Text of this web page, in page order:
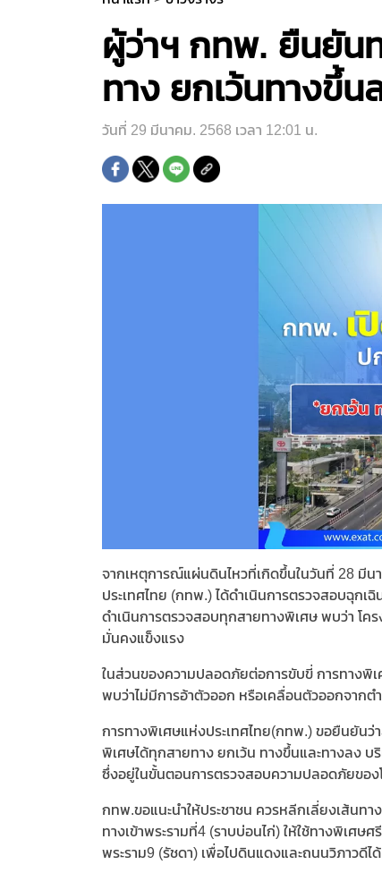
ผู้ว่าฯ กทพ. ยืนยัน
ทาง ยกเว้นทางขึ้
วันที่ 29 มีนาคม. 2568 เวลา 12:01 น.
จากเหตุการณ์แผ่นดินไหวที่เกิดขึ้นในวันที่ 28 มีน
ประเทศไทย (กทพ.) ได้ดำเนินการตรวจสอบฉุกเ
ดำเนินการตรวจสอบทุกสายทางพิเศษ พบว่า โค
มั่นคงแข็งแรง
ในส่วนของความปลอดภัยต่อการขับขี่ การทางพิ
พบว่าไม่มีการอ้าตัวออก หรือเคลื่อนตัวออกจากต
การทางพิเศษแห่งประเทศไทย(กทพ.) ขอยืนยันว่
พิเศษได้ทุกสายทาง ยกเว้น ทางขึ้นและทางลง
ซึ่งอยู่ในขั้นตอนการตรวจสอบความปลอดภัยของโ
กทพ.ขอแนะนำให้ประชาชน ควรหลีกเลี่ยงเส้นท
ทางเข้าพระรามที่4 (ราบบ่อนไก่) ให้ใช้ทางพิเศ
พระราม9 (รัชดา) เพื่อไปดินแดงและถนนวิภาวดีได้